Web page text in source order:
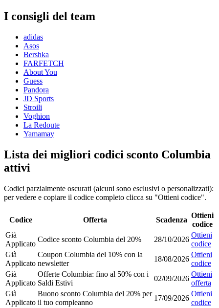
I consigli del team
adidas
Asos
Bershka
FARFETCH
About You
Guess
Pandora
JD Sports
Stroili
Voghion
La Redoute
Yamamay
Lista dei migliori codici sconto Columbia
attivi
Codici parzialmente oscurati (alcuni sono esclusivi o personalizzati):
per vedere e copiare il codice completo clicca su "Ottieni codice".
Codice Offerta Scadenza
Ottieni
codice
Già
Applicato
Codice sconto Columbia del 20% 28/10/2026
Ottieni
codice
Già
Applicato
Coupon Columbia del 10% con la
newsletter
18/08/2026
Ottieni
codice
Già
Applicato
Offerte Columbia: fino al 50% con i
Saldi Estivi
02/09/2026
Ottieni
offerta
Già
Applicato
Buono sconto Columbia del 20% per
il tuo compleanno
17/09/2026
Ottieni
codice